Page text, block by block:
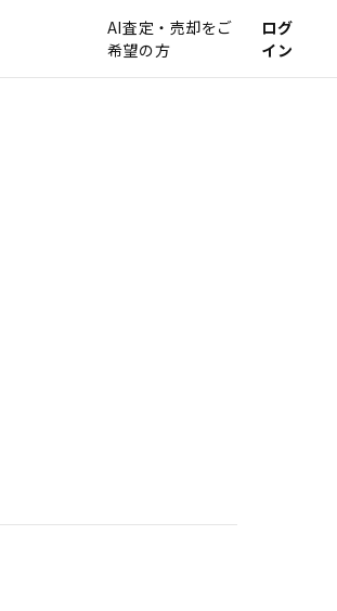
AI査定・売却をご
希望の方
ログ
イン